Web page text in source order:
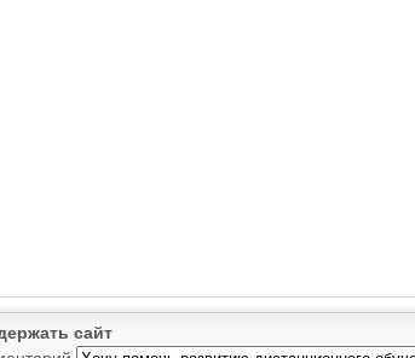
сайт